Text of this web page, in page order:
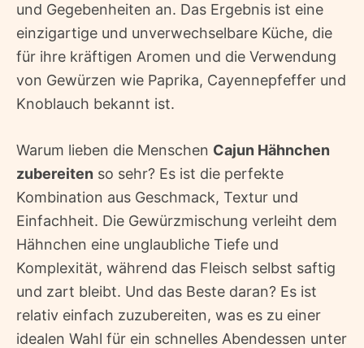
und Gegebenheiten an. Das Ergebnis ist eine
einzigartige und unverwechselbare Küche, die
für ihre kräftigen Aromen und die Verwendung
von Gewürzen wie Paprika, Cayennepfeffer und
Knoblauch bekannt ist.
Warum lieben die Menschen Cajun Hähnchen
zubereiten so sehr? Es ist die perfekte
Kombination aus Geschmack, Textur und
Einfachheit. Die Gewürzmischung verleiht dem
Hähnchen eine unglaubliche Tiefe und
Komplexität, während das Fleisch selbst saftig
und zart bleibt. Und das Beste daran? Es ist
relativ einfach zuzubereiten, was es zu einer
idealen Wahl für ein schnelles Abendessen unter